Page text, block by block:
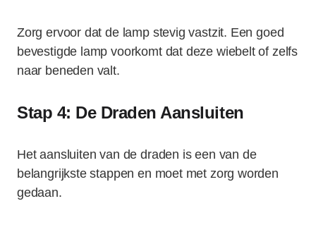
Zorg ervoor dat de lamp stevig vastzit. Een goed
bevestigde lamp voorkomt dat deze wiebelt of zelfs
naar beneden valt.
Stap 4: De Draden Aansluiten
Het aansluiten van de draden is een van de
belangrijkste stappen en moet met zorg worden
gedaan.